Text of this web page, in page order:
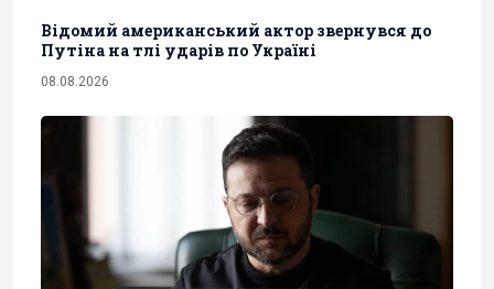
Відомий американський актор звернувся до
Путіна на тлі ударів по Україні
08.08.2026